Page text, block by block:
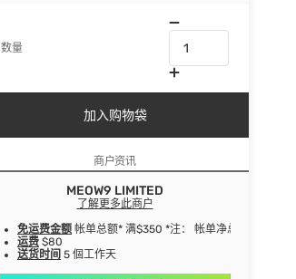
数量
加入购物袋
商户资讯
MEOW9 LIMITED
了解更多此商户
免运费金额 帐单总额* 满$350 *注： 帐单净总额指扣除
运费 $80
送货时间 5 個工作天